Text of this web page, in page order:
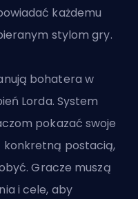
każdemu
stylom gry.
bohatera w
Lorda. System
pokazać swoje
konkretną postacią,
Gracze muszą
i cele, aby